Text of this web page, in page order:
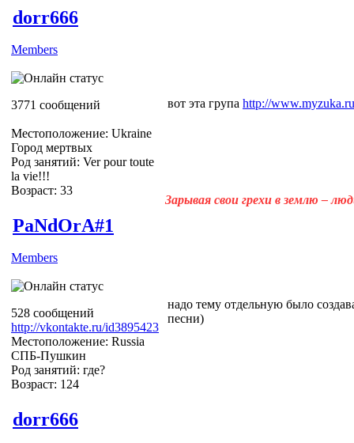
dorr666
Members
3771 сообщений
Местоположение: Ukraine
Город мертвых
Род занятий: Ver pour toute
la vie!!!
Возраст: 33
вот эта група http://
Зарывая свои грехи в землю –
PaNdOrA#1
Members
528 сообщений
http://vkontakte.ru/id3895423
Местоположение: Russia
СПБ-Пушкин
Род занятий: где?
Возраст: 124
надо тему отдельную было
песни)
dorr666